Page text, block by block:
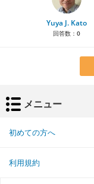
Yuya J. Kato
回答数： 0
メニュー
初めての方へ
利用規約